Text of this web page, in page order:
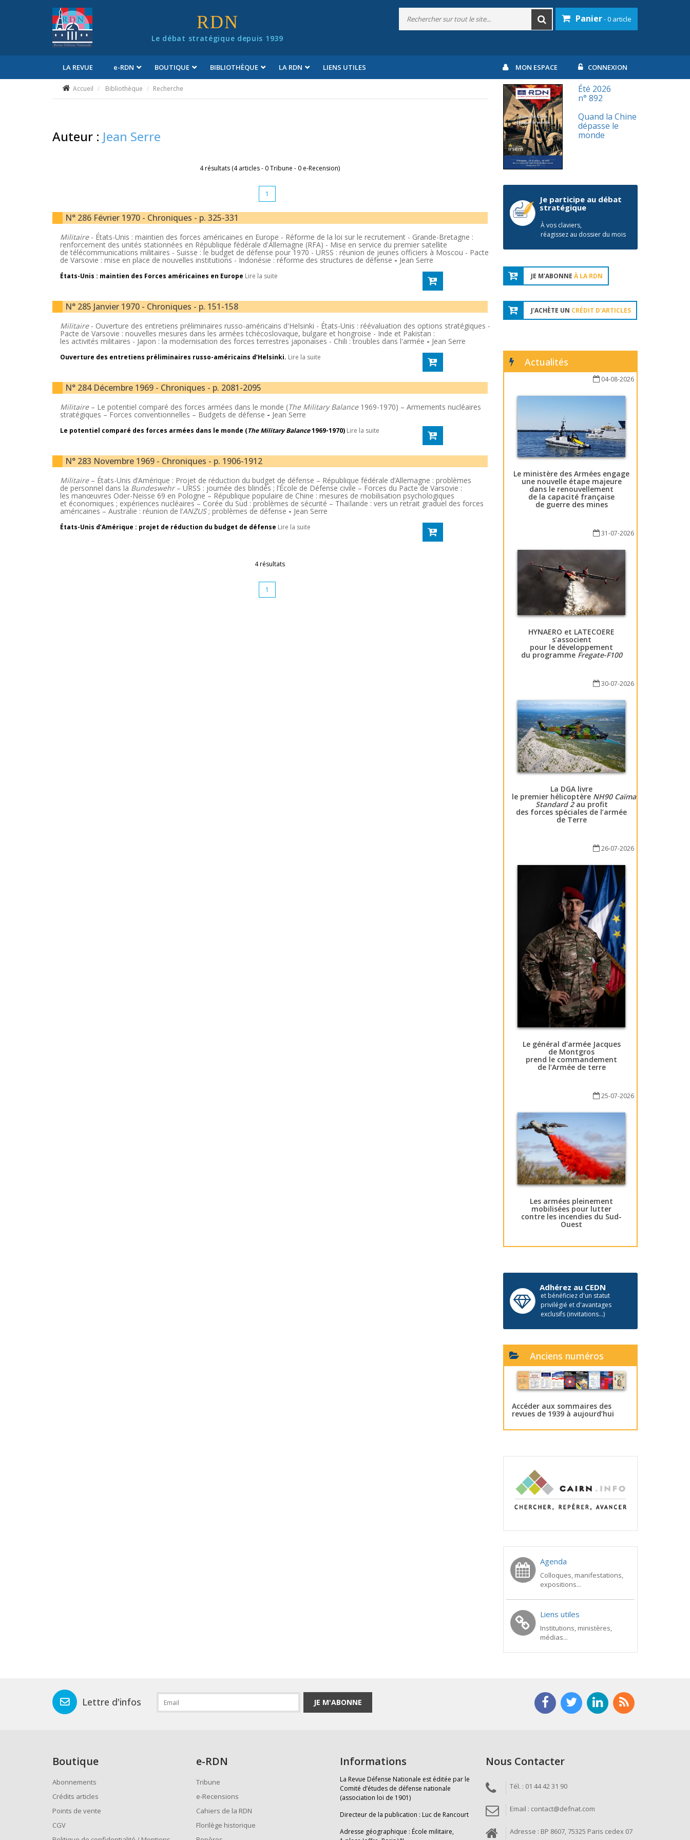
RDN
Le débat stratégique depuis 1939
Panier- 0 article
LA REVUE e-RDN BOUTIQUE BIBLIOTHÈQUE LA RDN LIENS UTILES MON ESPACE CONNEXION
Accueil Bibliothèque Recherche
Auteur : Jean Serre
4 résultats (4 articles - 0 Tribune - 0 e-Recension)
1
N° 286 Février 1970 - Chroniques - p. 325-331
Militaire - États-Unis : maintien des forces américaines en Europe - Réforme de la loi sur le recrutement - Grande-Bretagne :
renforcement des unités stationnées en République fédérale d'Allemagne (RFA) - Mise en service du premier satellite
de télécommunications militaires - Suisse : le budget de défense pour 1970 - URSS : réunion de jeunes officiers à Moscou - Pacte
de Varsovie : mise en place de nouvelles institutions - Indonésie : réforme des structures de défense - Jean Serre
États-Unis : maintien des Forces américaines en Europe Lire la suite
N° 285 Janvier 1970 - Chroniques - p. 151-158
Militaire - Ouverture des entretiens préliminaires russo-américains d'Helsinki - États-Unis : réévaluation des options stratégiques -
Pacte de Varsovie : nouvelles mesures dans les armées tchécoslovaque, bulgare et hongroise - Inde et Pakistan :
les activités militaires - Japon : la modernisation des forces terrestres japonaises - Chili : troubles dans l'armée - Jean Serre
Ouverture des entretiens préliminaires russo-américains d’Helsinki. Lire la suite
N° 284 Décembre 1969 - Chroniques - p. 2081-2095
Militaire– Le potentiel comparé des forces armées dans le monde (The Military Balance1969-1970) – Armements nucléaires
stratégiques – Forces conventionnelles – Budgets de défense - Jean Serre
Le potentiel comparé des forces armées dans le monde (The Military Balance1969-1970) Lire la suite
N° 283 Novembre 1969 - Chroniques - p. 1906-1912
Militaire– États-Unis d’Amérique : Projet de réduction du budget de défense – République fédérale d’Allemagne : problèmes
de personnel dans la Bundeswehr– URSS : journée des blindés ; l’École de Défense civile – Forces du Pacte de Varsovie :
les manœuvres Oder-Neisse 69 en Pologne – République populaire de Chine : mesures de mobilisation psychologiques
et économiques ; expériences nucléaires – Corée du Sud : problèmes de sécurité – Thaïlande : vers un retrait graduel des forces
américaines – Australie : réunion de l’ANZUS; problèmes de défense - Jean Serre
États-Unis d’Amérique : projet de réduction du budget de défense Lire la suite
4 résultats
1
Été 2026
n° 892
Quand la Chine
dépasse le
monde
Je participe au débat
stratégique
À vos claviers,
réagissez au dossier du mois
JE M'ABONNE À LA RDN
J'ACHÈTE UN CRÉDIT D'ARTICLES
Actualités
04-08-2026
Le ministère des Armées engage
une nouvelle étape majeure
dans le renouvellement
de la capacité française
de guerre des mines
31-07-2026
HYNAERO et LATECOERE
s’associent
pour le développement
du programme Fregate-F100
30-07-2026
La DGA livre
le premier hélicoptère NH90 Caïman
Standard 2au profit
des forces spéciales de l’armée
de Terre
26-07-2026
Le général d’armée Jacques
de Montgros
prend le commandement
de l’Armée de terre
25-07-2026
Les armées pleinement
mobilisées pour lutter
contre les incendies du Sud-
Ouest
Adhérez au CEDN
et bénéficiez d'un statut
privilégié et d'avantages
exclusifs (invitations...)
Anciens numéros
Accéder aux sommaires des
revues de 1939 à aujourd’hui
Agenda
Colloques, manifestations,
expositions...
Liens utiles
Institutions, ministères,
médias...
Lettre d'infos JE M'ABONNE
Boutique
Abonnements
Crédits articles
Points de vente
CGV
e-RDN
Tribune
e-Recensions
Cahiers de la RDN
Florilège historique
Informations
La Revue Défense Nationale est éditée par le
Comité d’études de défense nationale
(association loi de 1901)
Directeur de la publication : Luc de Rancourt
Adresse géographique : École militaire,
Nous Contacter
Tél. : 01 44 42 31 90
Email : contact@defnat.com
Adresse : BP 8607, 75325 Paris cedex 07